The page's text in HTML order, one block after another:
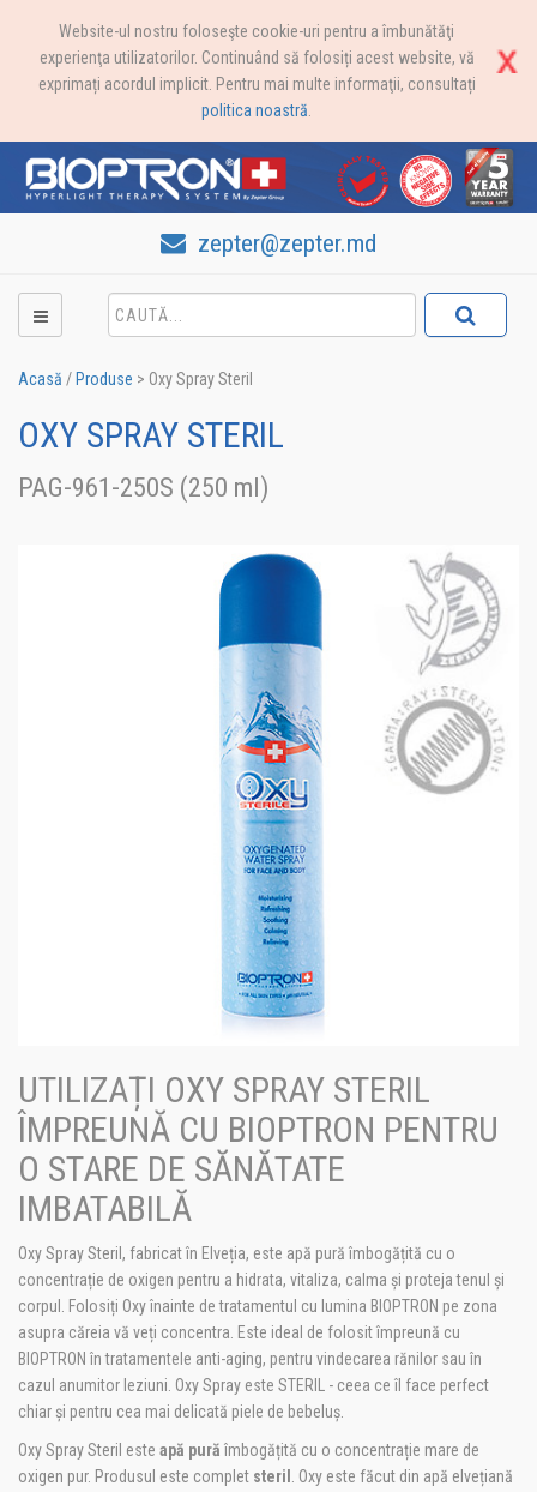
Website-ul nostru foloseşte cookie-uri pentru a îmbunătăţi
experienţa utilizatorilor. Continuând să folosiți acest website, vă
exprimați acordul implicit. Pentru mai multe informaţii, consultați
politica noastră
zepter@zepter.md
Acasă / Produse > Oxy Spray Steril
OXY SPRAY STERIL
PAG-961-250S (250 ml)
UTILIZAȚI OXY SPRAY STERIL
ÎMPREUNĂ CU BIOPTRON PENTRU
O STARE DE SĂNĂTATE
IMBATABILĂ
Oxy Spray Steril, fabricat în Elveția, este apă pură îmbogățită cu o
concentrație de oxigen pentru a hidrata, vitaliza, calma și proteja tenul și
corpul. Folosiți Oxy înainte de tratamentul cu lumina BIOPTRON pe zona
asupra căreia vă veți concentra. Este ideal de folosit împreună cu
BIOPTRON în tratamentele anti-aging, pentru vindecarea rănilor sau în
cazul anumitor leziuni. Oxy Spray este STERIL - ceea ce îl face perfect
chiar și pentru cea mai delicată piele de bebeluș.
Oxy Spray Steril este apă pură îmbogățită cu o concentrație mare de
oxigen pur. Produsul este complet steril
. Oxy este făcut din apă elvețiană